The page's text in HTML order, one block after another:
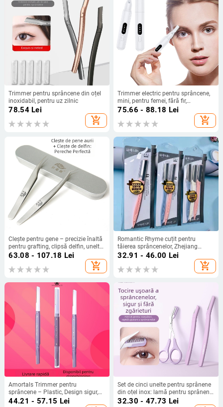
Trimmer pentru sprâncene din oțel
inoxidabil, pentru uz zilnic
78.54Lei
add_shopping_cart
Trimmer electric pentru sprâncene,
mini, pentru femei, fără fir,
alimentare USB, corp ABS, pentru uz
75.66 - 88.18 Lei
add_shopping_cart
Clește pentru gene – precizie înaltă
pentru grafting, clipsă delfin, unelte
metalice în set
63.08 - 107.18 Lei
add_shopping_cart
Romantic Rhyme cuțit pentru
tăierea sprâncenelor, Zhejiang
origine, etichetă privată licențiată
32.91 - 46.00 Lei
add_shopping_cart
Amortals Trimmer pentru
sprâncene – Plastic, Design sigur,
pentru bărbați și femei, Set pentru
44.21 - 57.15 Lei
Set de cinci unelte pentru sprânene
din oțel inox: lamă pentru sprânene,
foarfecă pentru sprânene, clips
32.30 - 47.73 Lei